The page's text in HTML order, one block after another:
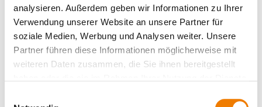
analysieren. Außerdem geben wir Informationen zu Ihrer
Verwendung unserer Website an unsere Partner für
soziale Medien, Werbung und Analysen weiter. Unsere
Partner führen diese Informationen möglicherweise mit
weiteren Daten zusammen, die Sie ihnen bereitgestellt